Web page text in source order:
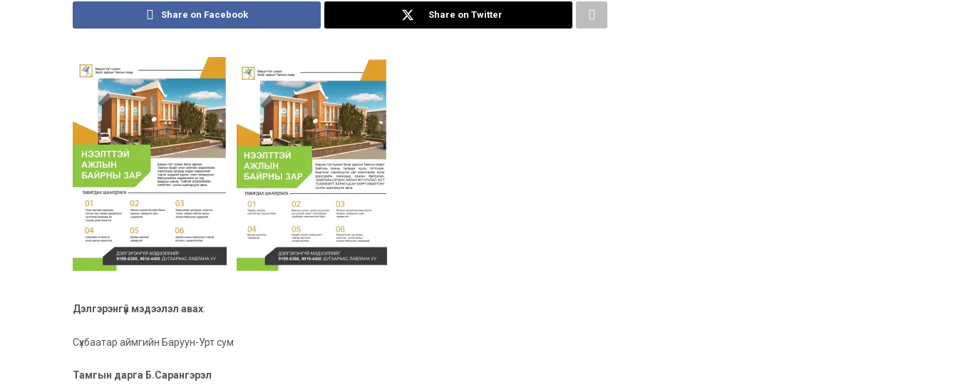
Share on Facebook Share on Twitter
Дэлгэрэнгүй мэдээлэл авах:
Сүхбаатар аймгийн Баруун-Урт сум
Тамгын дарга Б.Сарангэрэл